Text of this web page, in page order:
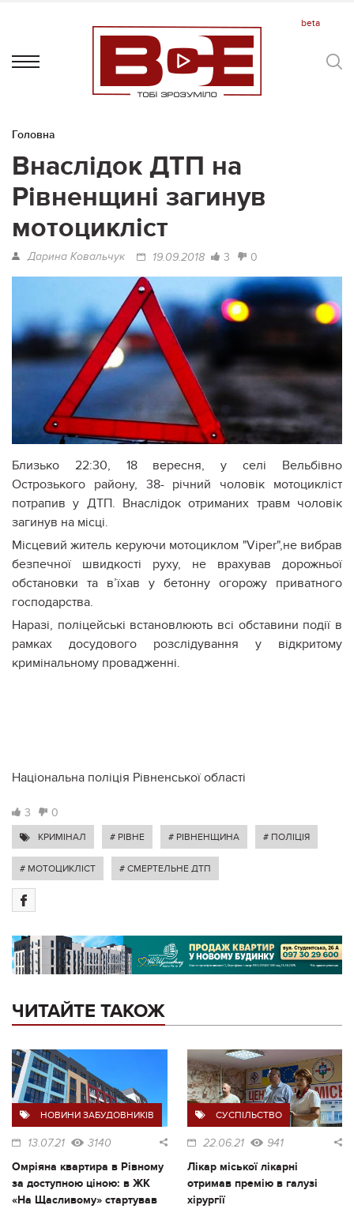
Головна
Внаслідок ДТП на
Рівненщині загинув
мотоцикліст
Дарина Ковальчук 19.09.2018 3 0
Близько 22:30, 18 вересня, у селі Вельбівно
Острозького району, 38- річний чоловік мотоцикліст
потрапив у ДТП. Внаслідок отриманих травм чоловік
загинув на місці.
Місцевий житель керуючи мотоциклом "Viper",не вибрав
безпечної швидкості руху, не врахував дорожньої
обстановки та в’їхав у бетонну огорожу приватного
господарства.
Наразі, поліцейські встановлюють всі обставини події в
рамках досудового розслідування у відкритому
кримінальному провадженні.
Національна поліція Рівненської області
3 0
КРИМІНАЛ # РІВНЕ # РІВНЕНЩИНА # ПОЛІЦІЯ
# МОТОЦИКЛІСТ # СМЕРТЕЛЬНЕ ДТП
ЧИТАЙТЕ ТАКОЖ
НОВИНИ ЗАБУДОВНИКІВ
13.07.21 3140
Омріяна квартира в Рівному
за доступною ціною: в ЖК
«На Щасливому» стартував
СУСПІЛЬСТВО
22.06.21 941
Лікар міської лікарні
отримав премію в галузі
хірургії